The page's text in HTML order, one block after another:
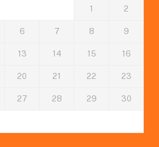
1 2
6 7 8 9
13 14 15 16
20 21 22 23
27 28 29 30